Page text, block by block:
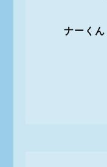
ナーくん